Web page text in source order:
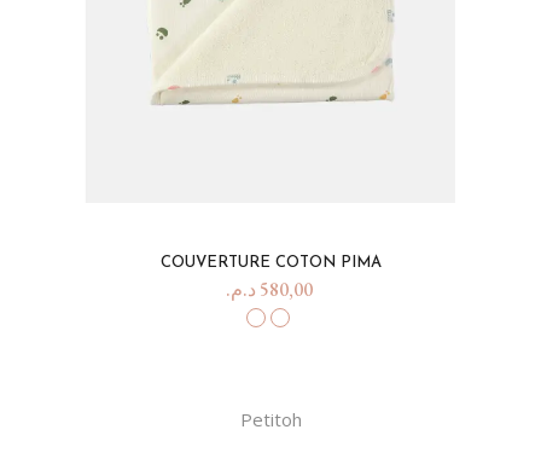
COUVERTURE COTON PIMA
580,00 د.م.
Petitoh